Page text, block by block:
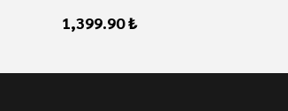
1,399.90 ₺